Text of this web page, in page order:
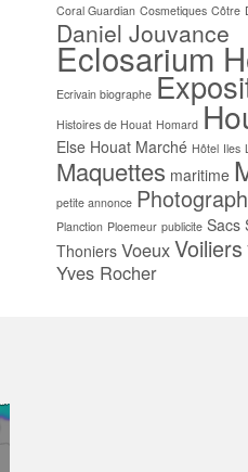
Coral Guardian Cosmetiques Côtre
Daniel Jouvance
Eclosarium
Ecrivain biographe
Histoires de Houat Homard
Else Houat Marché Hôtel Iles
Maquettes maritime
petite annonce
Planction Ploemeur publicite Sacs
Thoniers VoeuxVoiliers
Yves Rocher